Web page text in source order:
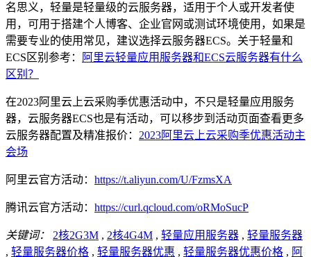
名思义，轻量是轻量级的云服务器，适用于个人或开发者使
用，可用于搭建个人博客、企业官网或测试环境使用，如果是
需要专业的使用常见，建议选择云服务器ECS。关于轻量和
ECS区别参考：
阿里云轻量应用服务器和ECS云服务器有什么
区别？
在2023阿里云上云采购季优惠活动中，不只是轻量应用服务
器，云服务器ECS也是有活动，可以移步到活动页面查看更多
云服务器配置及精准报价： 2023阿里云上云采购季优惠活动主
会场
阿里云官方活动： https://t.aliyun.com/U/FzmsXA
腾讯云官方活动： https://curl.qcloud.com/oRMoSucP
关键词： 2核2G3M , 2核4G4M , 轻量应用服务器 , 轻量服务器
, 轻量服务器价格 , 轻量服务器优惠 , 轻量服务器优惠价格 , 阿